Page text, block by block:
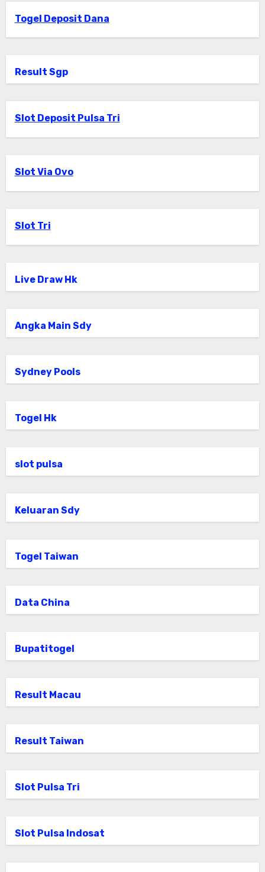
Togel Deposit Dana
Result Sgp
Slot Deposit Pulsa Tri
Slot Via Ovo
Slot Tri
Live Draw Hk
Angka Main Sdy
Sydney Pools
Togel Hk
slot pulsa
Keluaran Sdy
Togel Taiwan
Data China
Bupatitogel
Result Macau
Result Taiwan
Slot Pulsa Tri
Slot Pulsa Indosat